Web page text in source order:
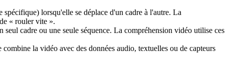
lorsqu'elle se déplace d'un cadre à l'autre. La
« rouler vite ».
cadre ou une seule séquence. La compréhension vidéo utilise ces
la vidéo avec des données audio, textuelles ou de capteurs